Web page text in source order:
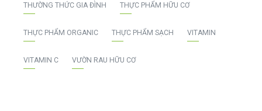
THƯỜNG THỨC GIA ĐÌNH THỰC PHẨM HỮU CƠ
THỰC PHẨM ORGANIC THỰC PHẨM SẠCH VITAMIN
VITAMIN C VƯỜN RAU HỮU CƠ